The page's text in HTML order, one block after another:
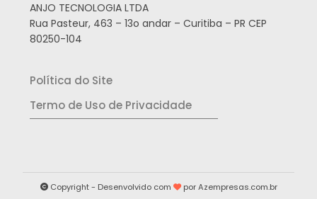
ANJO TECNOLOGIA LTDA
Rua Pasteur, 463 – 13o andar – Curitiba – PR CEP
80250-104
Política do Site
Termo de Uso de Privacidade
Copyright - Desenvolvido com porAzempresas.com.br